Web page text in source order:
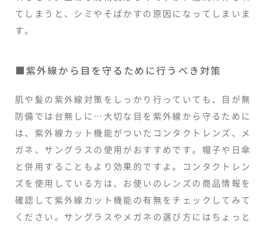
てしまうと、シミやそばかすの原因になってしまいま
す。
■紫外線から目を守るために行うべき対策
肌や髪の紫外線対策をしっかり行っていても、目が無
防備では台無しに…大切な目を紫外線から守るために
は、紫外線カット機能がついたコンタクトレンズ、メ
ガネ、サングラスの使用がおすすめです。帽子や日傘
と併用することもより効果的ですよ。コンタクトレン
ズを使用している方は、お使いのレンズの商品情報を
確認して紫外線カット機能の有無をチェックしてみて
ください。サングラスやメガネの選び方にはちょっと